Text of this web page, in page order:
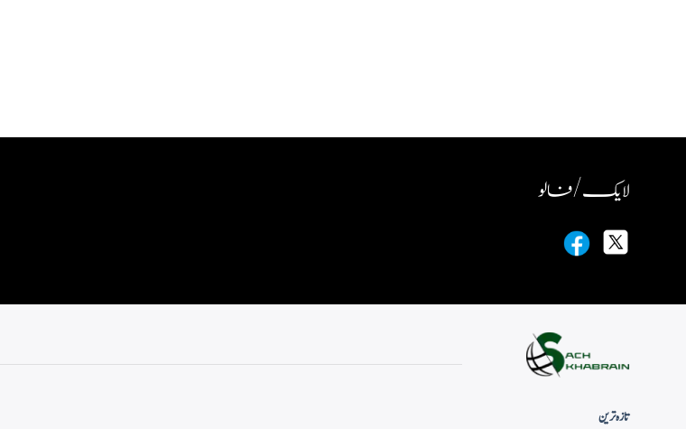
لایک / فالو
تازہ ترین